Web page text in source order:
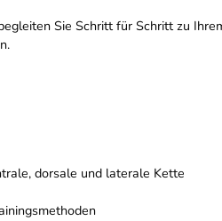
Sie Schritt für Schritt zu
dorsale und laterale Kette